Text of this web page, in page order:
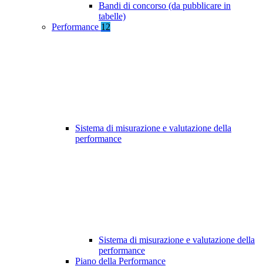
Bandi di concorso (da pubblicare in
tabelle)
Performance 12
Sistema di misurazione e valutazione della
performance
Sistema di misurazione e valutazione della
performance
Piano della Performance